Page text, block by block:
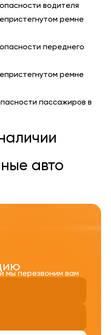
водителя
ремне
переднего
ремне
пассажиров в
авто
мы перезвоним вам